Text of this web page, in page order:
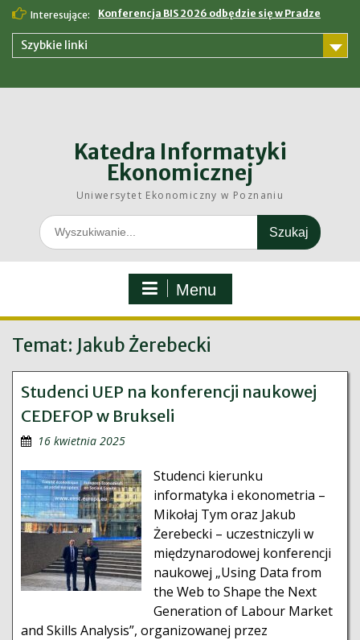
Skip
content
Interesujące: Konferencja BIS 2026 odbędzie się w Pradze
Szybkie linki
Katedra Informatyki
Ekonomicznej
Uniwersytet Ekonomiczny w Poznaniu
Search
for:
Menu
Temat: Jakub Żerebecki
Studenci UEP na konferencji naukowej
CEDEFOP w Brukseli
16 kwietnia 2025
Studenci kierunku
informatyka i ekonometria –
Mikołaj Tym oraz Jakub
Żerebecki – uczestniczyli w
międzynarodowej konferencji
naukowej „Using Data from
the Web to Shape the Next
Generation of Labour Market
and Skills Analysis”, organizowanej przez